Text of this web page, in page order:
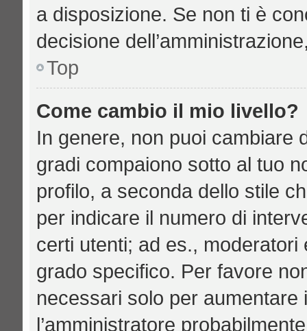
a disposizione. Se non ti è
decisione
Top
Come cambio il mio livello?
In genere, non puoi cambiare
gradi compaiono sotto al tuo
profilo, a seconda dello stile
per indicare il numero di
certi utenti; ad es.,
grado specifico. Per favore
necessari solo per
l’amministratore